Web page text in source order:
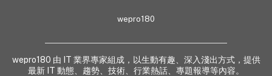
wepro180
wepro180 由 IT 業界專家組成，以生動有趣、深入淺出方式，提供
最新 IT 動態、趨勢、技術、行業熱話、專題報導等內容。